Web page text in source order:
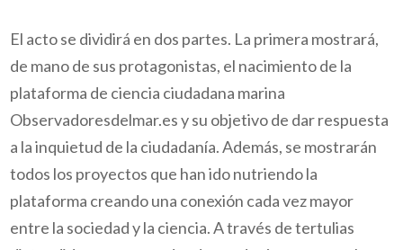
El acto se dividirá en dos partes. La primera mostrará,
de mano de sus protagonistas, el nacimiento de la
plataforma de ciencia ciudadana marina
Observadoresdelmar.es y su objetivo de dar respuesta
a la inquietud de la ciudadanía. Además, se mostrarán
todos los proyectos que han ido nutriendo la
plataforma creando una conexión cada vez mayor
entre la sociedad y la ciencia. A través de tertulias